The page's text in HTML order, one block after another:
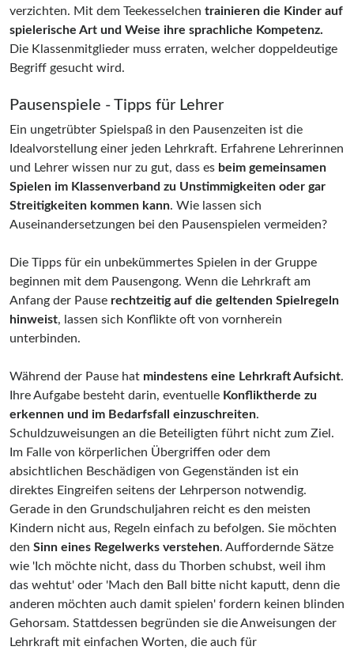
verzichten. Mit dem Teekesselchen trainieren die Kinder auf
spielerische Art und Weise ihre sprachliche Kompetenz.
Die Klassenmitglieder muss erraten, welcher doppeldeutige
Begriff gesucht wird.
Pausenspiele - Tipps für Lehrer
Ein ungetrübter Spielspaß in den Pausenzeiten ist die
Idealvorstellung einer jeden Lehrkraft. Erfahrene Lehrerinnen
und Lehrer wissen nur zu gut, dass es beim gemeinsamen
Spielen im Klassenverband zu Unstimmigkeiten oder gar
Streitigkeiten kommen kann. Wie lassen sich
Auseinandersetzungen bei den Pausenspielen vermeiden?
Die Tipps für ein unbekümmertes Spielen in der Gruppe
beginnen mit dem Pausengong. Wenn die Lehrkraft am
Anfang der Pause rechtzeitig auf die geltenden Spielregeln
hinweist, lassen sich Konflikte oft von vornherein
unterbinden.
Während der Pause hat mindestens eine Lehrkraft Aufsicht.
Ihre Aufgabe besteht darin, eventuelle Konfliktherde zu
erkennen und im Bedarfsfall einzuschreiten.
Schuldzuweisungen an die Beteiligten führt nicht zum Ziel.
Im Falle von körperlichen Übergriffen oder dem
absichtlichen Beschädigen von Gegenständen ist ein
direktes Eingreifen seitens der Lehrperson notwendig.
Gerade in den Grundschuljahren reicht es den meisten
Kindern nicht aus, Regeln einfach zu befolgen. Sie möchten
den Sinn eines Regelwerks verstehen. Auffordernde Sätze
wie 'Ich möchte nicht, dass du Thorben schubst, weil ihm
das wehtut' oder 'Mach den Ball bitte nicht kaputt, denn die
anderen möchten auch damit spielen' fordern keinen blinden
Gehorsam. Stattdessen begründen sie die Anweisungen der
Lehrkraft mit einfachen Worten, die auch für